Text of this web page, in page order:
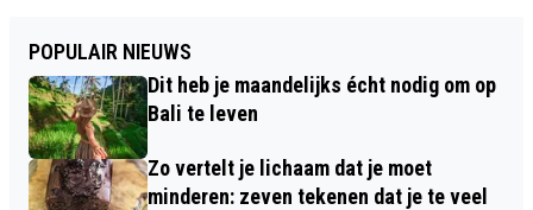
POPULAIR NIEUWS
Dit heb je maandelijks écht nodig om op
Bali te leven
Zo vertelt je lichaam dat je moet
minderen: zeven tekenen dat je te veel